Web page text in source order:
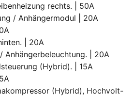
rechts. | 50A
/ Anhängermodul | 20A
| 20A
Anhängerbeleuchtung. | 20A
(Hybrid). | 15A
(Hybrid), Hochvolt-